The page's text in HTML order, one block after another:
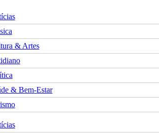
& Artes
& Bem-Estar